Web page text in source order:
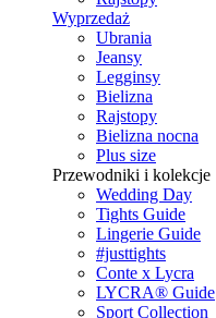
Wyprzedaż
Ubrania
Jeansy
Legginsy
Bielizna
Rajstopy
Bielizna nocna
Plus size
Przewodniki i kolekcje
Wedding Day
Tights Guide
Lingerie Guide
#justtights
Conte x Lycra
LYCRA® Guide
Sport Сollection